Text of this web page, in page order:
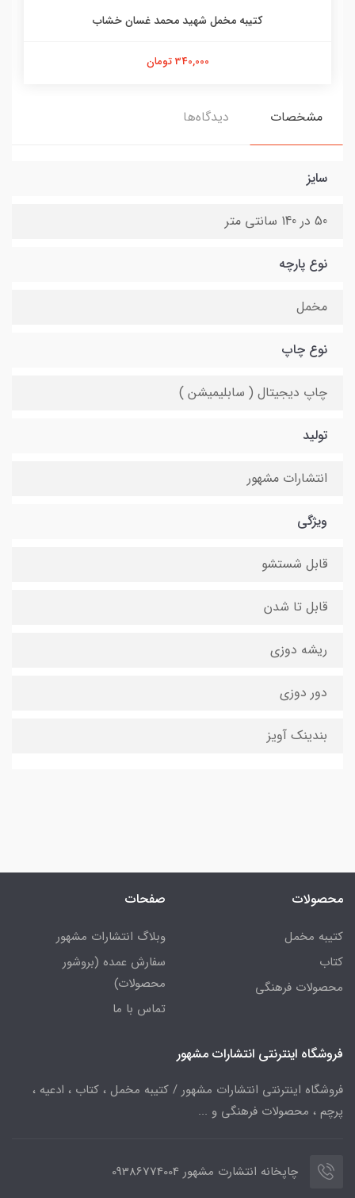
کتیبه مخمل شهید محمد غسان خشاب
340,000 تومان
مشخصات دیدگاه‌ها
سایز
50 در 140 سانتی متر
نوع پارچه
مخمل
نوع چاپ
چاپ دیجیتال ( سابلیمیشن )
تولید
انتشارات مشهور
ویژگی
قابل شستشو
قابل تا شدن
ریشه دوزی
دور دوزی
بندینک آویز
محصولات
کتیبه مخمل
کتاب
محصولات فرهنگی
صفحات
وبلاگ انتشارات مشهور
سفارش عمده (بروشور
محصولات)
تماس با ما
فروشگاه اینترنتی انتشارات مشهور
فروشگاه اینترنتی انتشارات مشهور / کتیبه مخمل ، کتاب ، ادعیه ،
پرچم ، محصولات فرهنگی و ...
چاپخانه انتشارت مشهور 09386774004